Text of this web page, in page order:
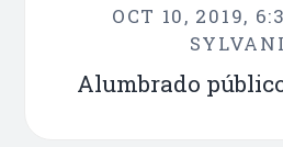
OCT 10, 2019,
Alumbrado